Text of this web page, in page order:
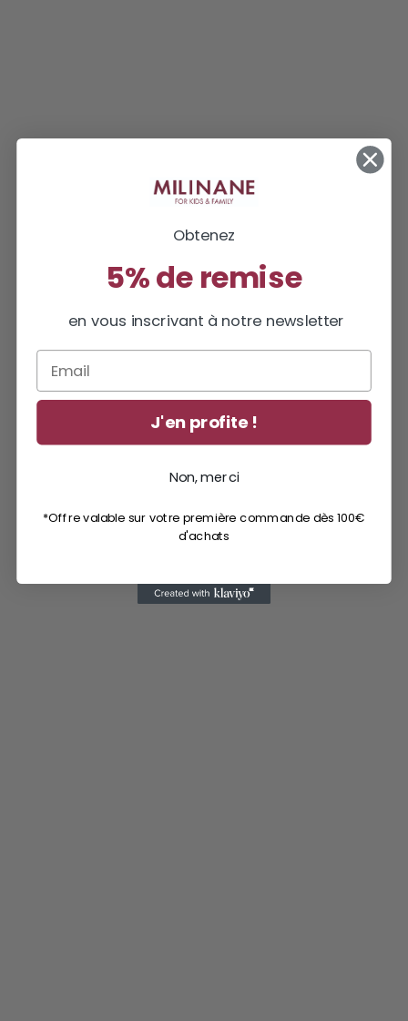
Obtenez
5% de remise
en vous inscrivant à notre newsletter
J'en profite !
Non, merci
*Offre valable sur votre première commande dès 100€
d'achats